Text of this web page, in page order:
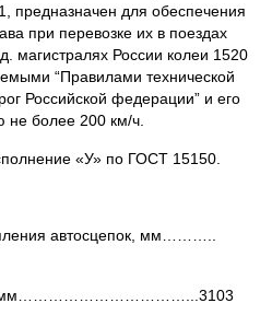
предназначен для обеспечения
при перевозке их в поездах
магистралях России колеи 1520
“Правилами технической
Российской федерации” и его
не более 200 км/ч.
«У» по ГОСТ 15150.
автосцепок, мм………..
мм……………………………...3103